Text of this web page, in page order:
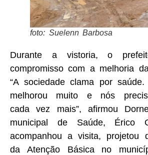
foto: Suelenn Barbosa
Durante a vistoria, o
compromisso com a melhoria
“A sociedade clama por
melhorou muito e nós
cada vez mais”, afirmou
municipal de Saúde, Érico
acompanhou a visita, projetou
da Atenção Básica no